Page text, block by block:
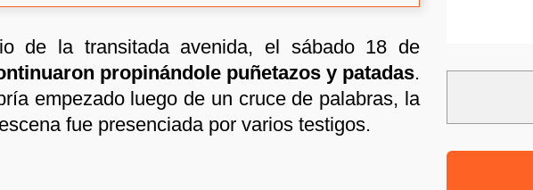
de la transitada avenida, el sábado 18 de
propinándole puñetazos y patadas.
empezado luego de un cruce de palabras, la
fue presenciada por varios testigos.